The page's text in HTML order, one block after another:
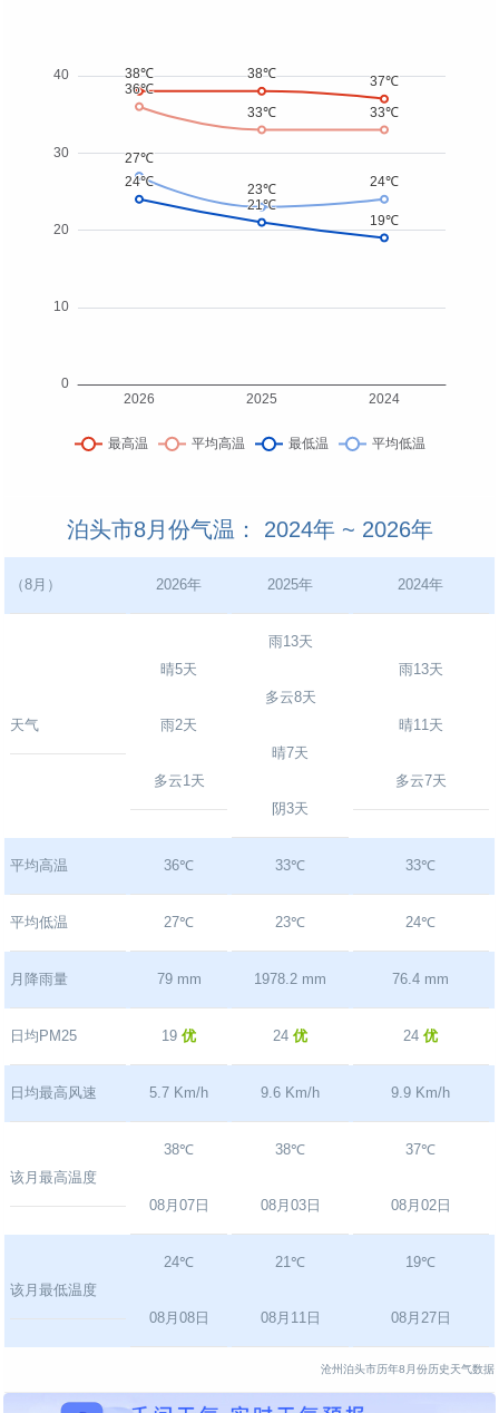
泊头市8月份气温： 2024年 ~ 2026年
（8月） 2026年 2025年 2024年
天气
晴5天
雨2天
多云1天
雨13天
多云8天
晴7天
阴3天
雨13天
晴11天
多云7天
平均高温 36℃ 33℃ 33℃
平均低温 27℃ 23℃ 24℃
月降雨量 79 mm 1978.2 mm 76.4 mm
日均PM25 19优 24优 24优
日均最高风速 5.7 Km/h 9.6 Km/h 9.9 Km/h
该月最高温度
38℃
08月07日
38℃
08月03日
37℃
08月02日
该月最低温度
24℃
08月08日
21℃
08月11日
19℃
08月27日
沧州泊头市历年8月份历史天气数据